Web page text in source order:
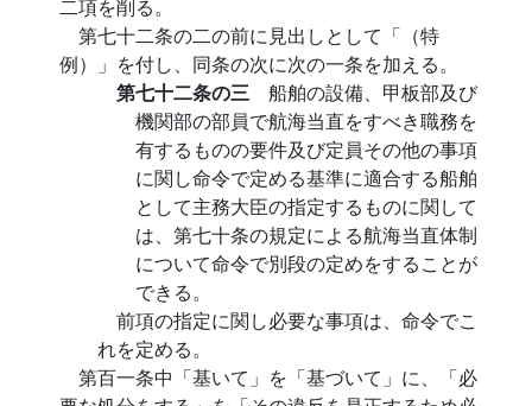
二項を削る。
第七十二条の二の前に見出しとして「（特
例）」を付し、同条の次に次の一条を加える。
第七十二条の三 船舶の設備、甲板部及び
機関部の部員で航海当直をすべき職務を
有するものの要件及び定員その他の事項
に関し命令で定める基準に適合する船舶
として主務大臣の指定するものに関して
は、第七十条の規定による航海当直体制
について命令で別段の定めをすることが
できる。
前項の指定に関し必要な事項は、命令でこ
れを定める。
第百一条中「基いて」を「基づいて」に、「必